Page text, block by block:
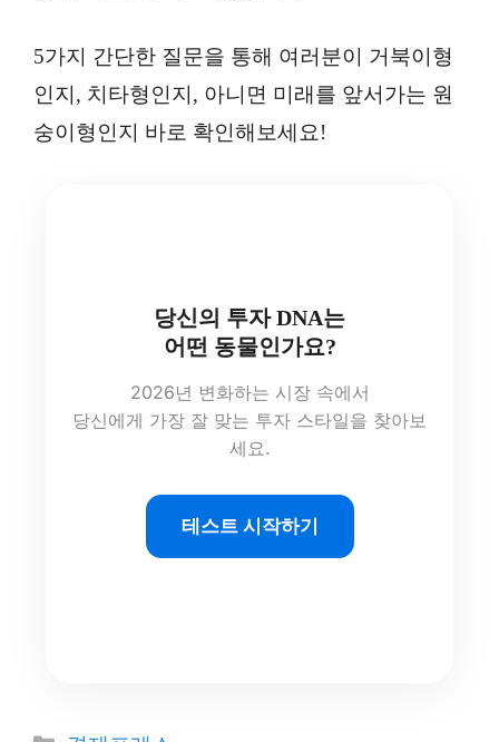
5가지 간단한 질문을 통해 여러분이 거북이형
인지, 치타형인지, 아니면 미래를 앞서가는 원
숭이형인지 바로 확인해보세요!
당신의 투자 DNA는
어떤 동물인가요?
2026년 변화하는 시장 속에서
당신에게 가장 잘 맞는 투자 스타일을 찾아보
세요.
테스트 시작하기